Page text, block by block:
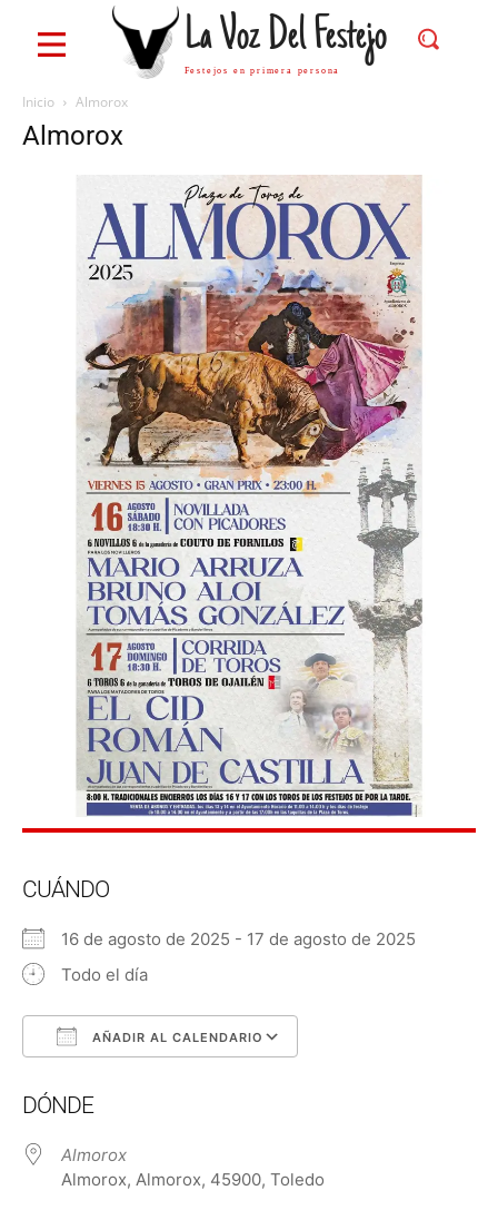
La Voz Del Festejo
Festejos en primera persona
Inicio Almorox
Almorox
CUÁNDO
16 de agosto de 2025 - 17 de agosto de 2025
Todo el día
AÑADIR AL CALENDARIO
DÓNDE
Almorox
Almorox, Almorox, 45900, Toledo